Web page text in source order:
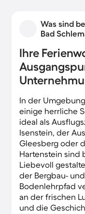
Was sind
Bad
Ihre
In der
einige herrliche
ideal als
Isenstein, der
Gleesberg oder
Hartenstein sind
Liebevoll
der Bergbau-
Bodenlehrpfad
an der frischen
und die